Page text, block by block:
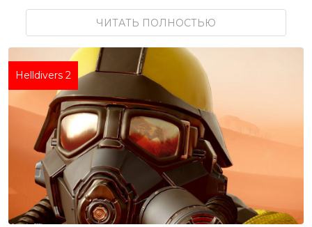
ЧИТАТЬ ПОЛНОСТЬЮ
Helldivers 2